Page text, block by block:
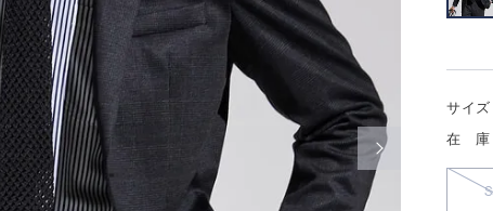
サイズ
在 庫